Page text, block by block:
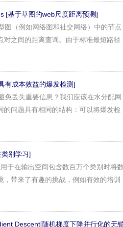
[基于草图的web尺度距离预测]
图（例如网络图和社交网络）中的节点
之间的距离查询。由于标准最短路径
有成本效益的爆发检测]
免丢失重要信息？我们应该在水分配网
问题具有相同的结构：可以将爆发检
别学习]
于在输出空间包含数百万个类别时将
带来了有趣的挑战，例如有效的培训
Descent[随机梯度下降并行化的无